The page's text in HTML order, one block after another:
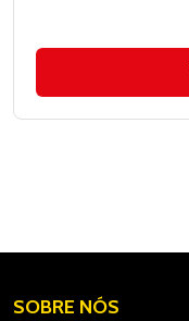
SOBRE NÓS